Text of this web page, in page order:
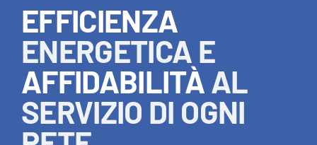
EFFICIENZA
ENERGETICA E
AFFIDABILITÀ AL
SERVIZIO DI OGNI